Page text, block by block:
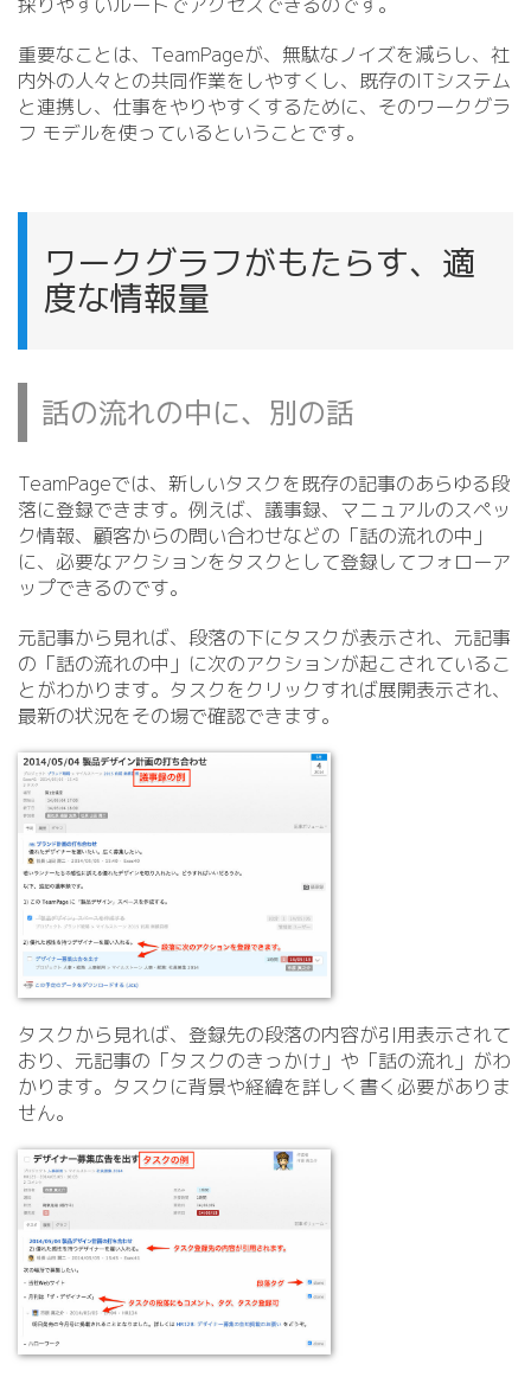
重要なことは、TeamPageが、無駄なノイズを減らし、社
内外の人々との共同作業をしやすくし、既存のITシステム
と連携し、仕事をやりやすくするために、そのワークグラ
フ モデルを使っているということです。
ワークグラフがもたらす、適
度な情報量
話の流れの中に、別の話
TeamPageでは、新しいタスクを既存の記事のあらゆる段
落に登録できます。例えば、議事録、マニュアルのスペッ
ク情報、顧客からの問い合わせなどの「話の流れの中」
に、必要なアクションをタスクとして登録してフォローア
ップできるのです。
元記事から見れば、段落の下にタスクが表示され、元記事
の「話の流れの中」に次のアクションが起こされているこ
とがわかります。タスクをクリックすれば展開表示され、
最新の状況をその場で確認できます。
タスクから見れば、登録先の段落の内容が引用表示されて
おり、元記事の「タスクのきっかけ」や「話の流れ」がわ
かります。タスクに背景や経緯を詳しく書く必要がありま
せん。